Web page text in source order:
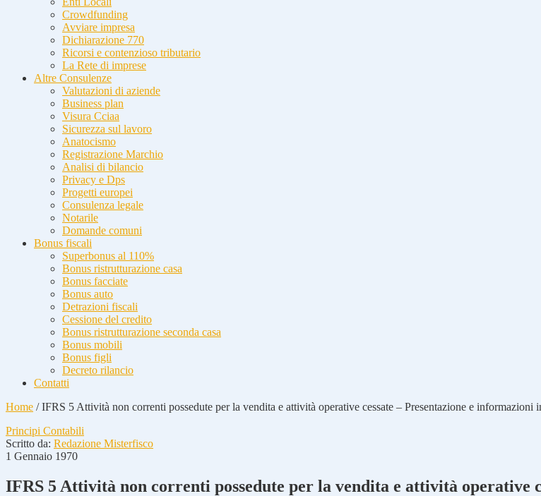
Crowdfunding
Avviare impresa
Dichiarazione 770
Ricorsi e contenzioso tributario
La Rete di imprese
Altre Consulenze
Valutazioni di aziende
Business plan
Visura Cciaa
Sicurezza sul lavoro
Anatocismo
Registrazione Marchio
Analisi di bilancio
Privacy e Dps
Progetti europei
Consulenza legale
Notarile
Domande comuni
Bonus fiscali
Superbonus al 110%
Bonus ristrutturazione casa
Bonus facciate
Bonus auto
Detrazioni fiscali
Cessione del credito
Bonus ristrutturazione seconda casa
Bonus mobili
Bonus figli
Decreto rilancio
Contatti
Home /IFRS 5 Attività non correnti possedute per la vendita e attività operative cessate – Presentazione e informazioni
Principi Contabili
Scritto da: Redazione Misterfisco
1 Gennaio 1970
IFRS 5 Attività non correnti possedute per la vendita e attività operative